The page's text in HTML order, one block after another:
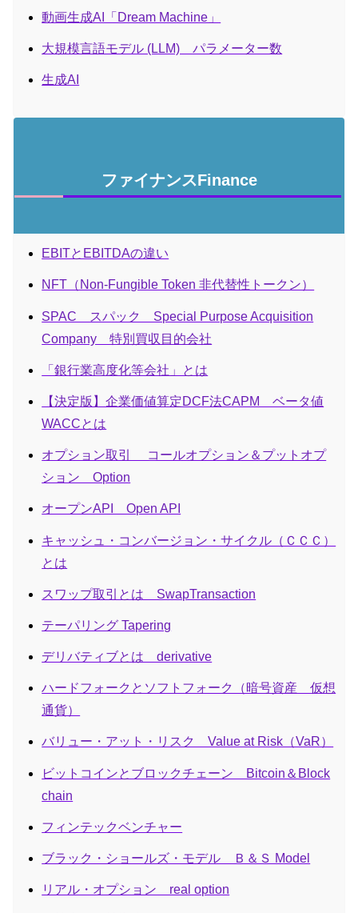
動画生成AI「Dream Machine」
大規模言語モデル (LLM) パラメーター数
生成AI
ファイナンスFinance
EBITとEBITDAの違い
NFT（Non-Fungible Token 非代替性トークン）
SPAC スパック Special Purpose Acquisition
Company 特別買収目的会社
「銀行業高度化等会社」とは
【決定版】企業価値算定DCF法CAPM ベータ値
WACCとは
オプション取引 コールオプション＆プットオプ
ション Option
オープンAPI Open API
キャッシュ・コンバージョン・サイクル（ＣＣＣ）
とは
スワップ取引とは SwapTransaction
テーパリング Tapering
デリバティブとは derivative
ハードフォークとソフトフォーク（暗号資産 仮想
通貨）
バリュー・アット・リスク Value at Risk（VaR）
ビットコインとブロックチェーン Bitcoin＆Block
chain
フィンテックベンチャー
ブラック・ショールズ・モデル Ｂ＆Ｓ Model
リアル・オプション real option